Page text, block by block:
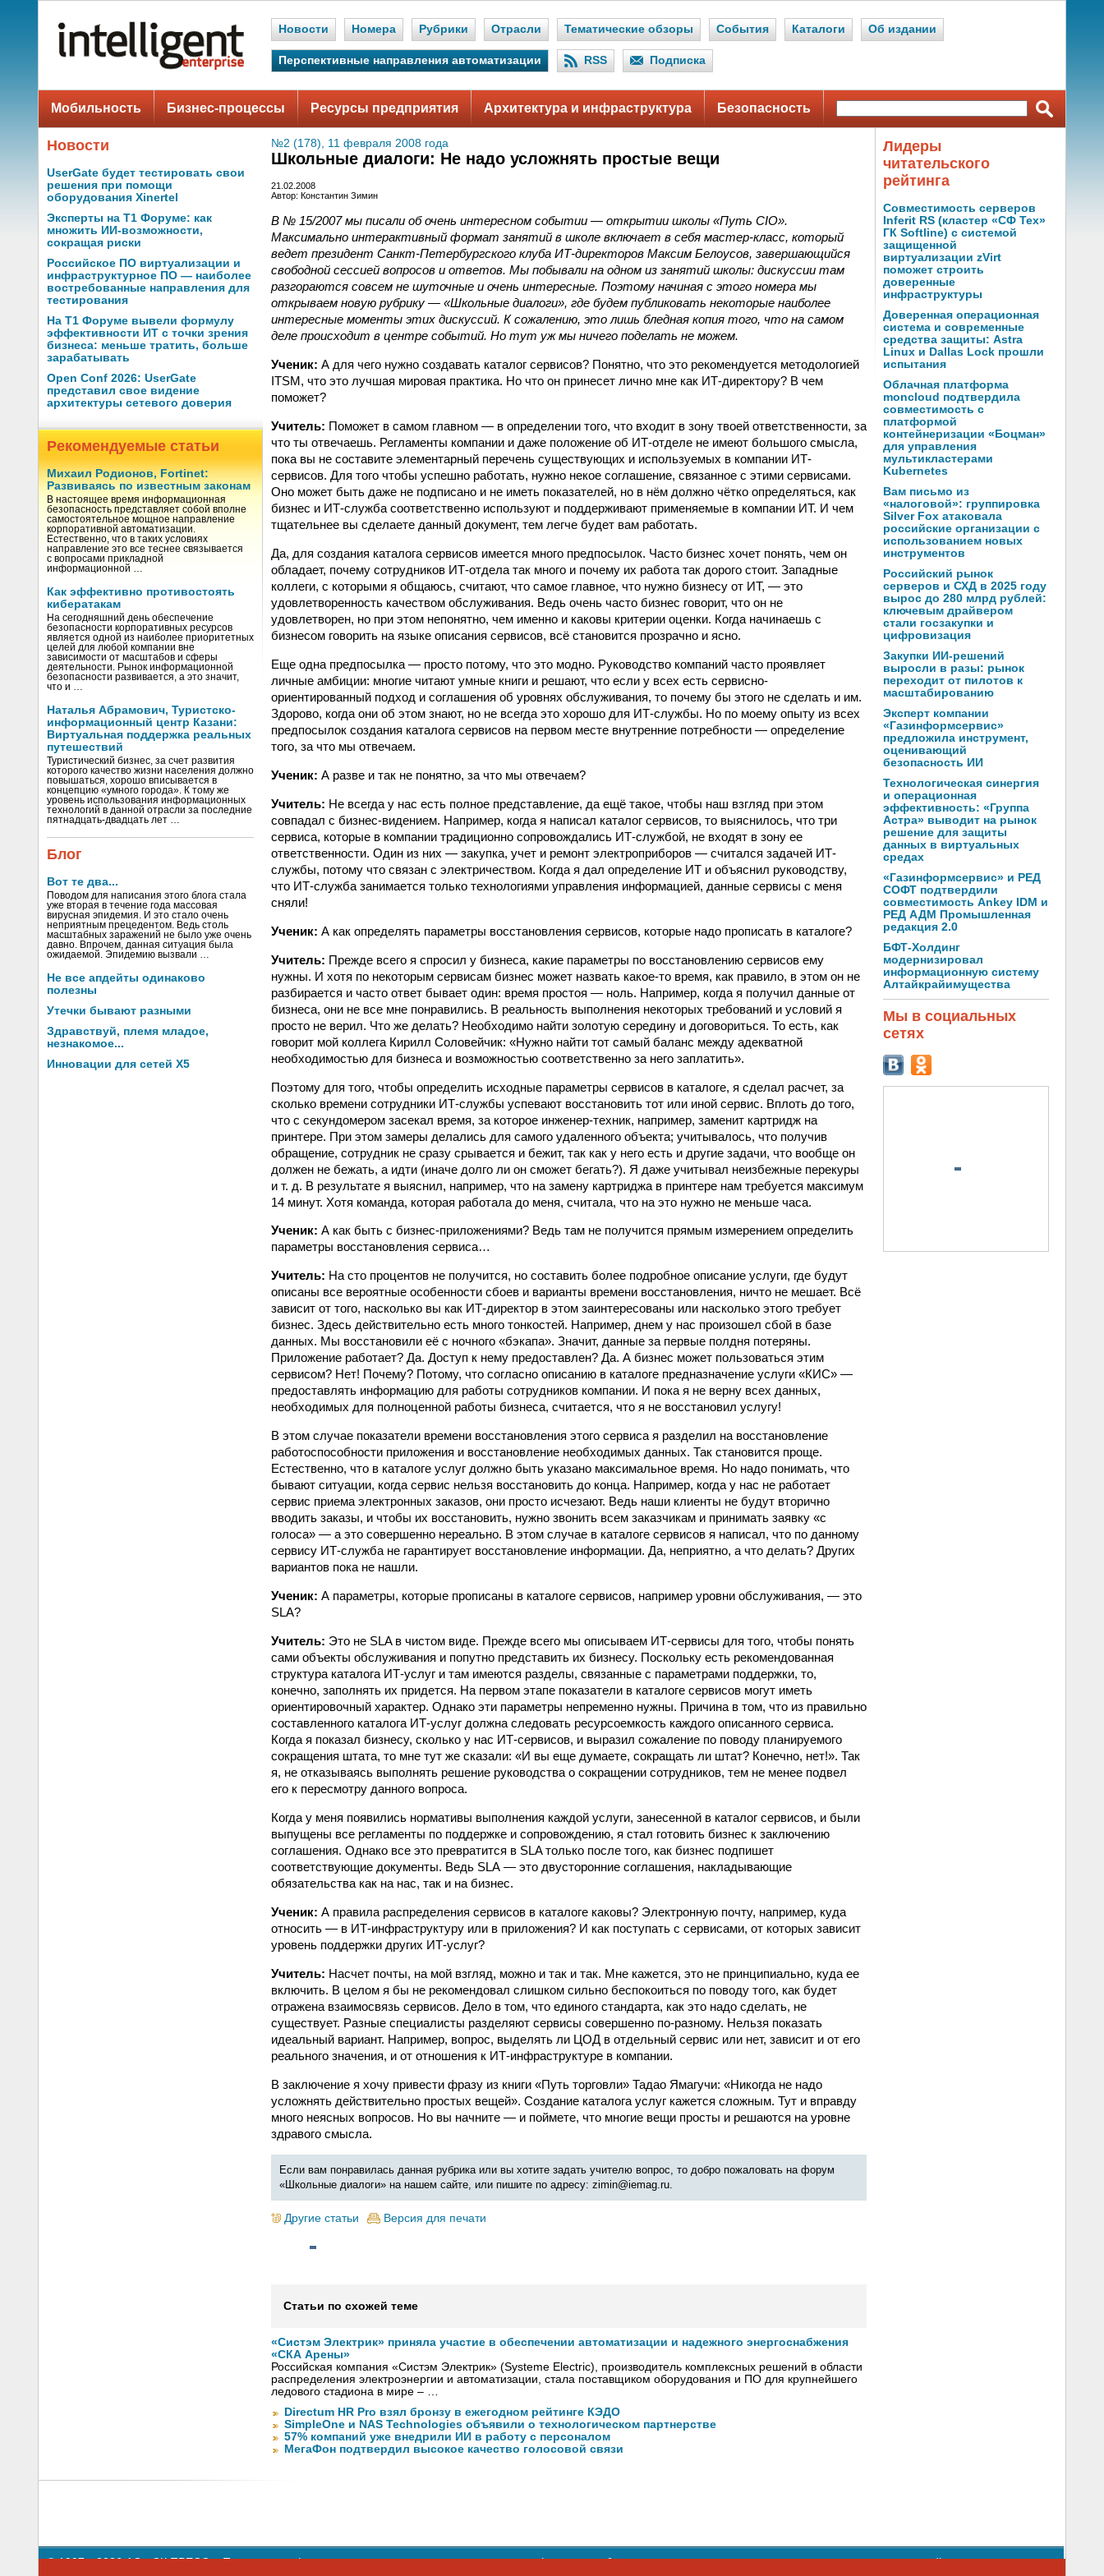
Новости Номера Рубрики Отрасли Тематические обзоры События Каталоги Об издании
Перспективные направления автоматизации RSS Подписка
Мобильность Бизнес-процессы Ресурсы предприятия Архитектура и инфраструктура Безопасность
Новости
UserGate будет тестировать свои
решения при помощи
оборудования Xinertel
Эксперты на Т1 Форуме: как
множить ИИ-возможности,
сокращая риски
Российское ПО виртуализации и
инфраструктурное ПО — наиболее
востребованные направления для
тестирования
На Т1 Форуме вывели формулу
эффективности ИТ с точки зрения
бизнеса: меньше тратить, больше
зарабатывать
Open Conf 2026: UserGate
представил свое видение
архитектуры сетевого доверия
Рекомендуемые статьи
Михаил Родионов, Fortinet:
Развиваясь по известным законам
В настоящее время информационная
безопасность представляет собой вполне
самостоятельное мощное направление
корпоративной автоматизации.
Естественно, что в таких условиях
направление это все теснее связывается
с вопросами прикладной
информационной …
Как эффективно противостоять
кибератакам
На сегодняшний день обеспечение
безопасности корпоративных ресурсов
является одной из наиболее приоритетных
целей для любой компании вне
зависимости от масштабов и сферы
деятельности. Рынок информационной
безопасности развивается, а это значит,
что и …
Наталья Абрамович, Туристско-
информационный центр Казани:
Виртуальная поддержка реальных
путешествий
Туристический бизнес, за счет развития
которого качество жизни населения должно
повышаться, хорошо вписывается в
концепцию «умного города». К тому же
уровень использования информационных
технологий в данной отрасли за последние
пятнадцать-двадцать лет …
Блог
Вот те два...
Поводом для написания этого блога стала
уже вторая в течение года массовая
вирусная эпидемия. И это стало очень
неприятным прецедентом. Ведь столь
масштабных заражений не было уже очень
давно. Впрочем, данная ситуация была
ожидаемой. Эпидемию вызвали …
Не все апдейты одинаково
полезны
Утечки бывают разными
Здравствуй, племя младое,
незнакомое...
Инновации для сетей X5
№2 (178), 11 февраля 2008 года
Школьные диалоги: Не надо усложнять простые вещи
21.02.2008
Автор: Константин Зимин
В № 15/2007 мы писали об очень интересном событии — открытии школы «Путь CIO».
Максимально интерактивный формат занятий в школе включает в себя мастер-класс, который
ведет президент Санкт-Петербургского клуба ИТ-директоров Максим Белоусов, завершающийся
свободной сессией вопросов и ответов. Мы побывали на одном из занятий школы: дискуссии там
разгораются совсем не шуточные и очень интересные. Поэтому начиная с этого номера мы
открываем новую рубрику — «Школьные диалоги», где будем публиковать некоторые наиболее
интересные моменты этих дискуссий. К сожалению, это лишь бледная копия того, что на самом
деле происходит в центре событий. Но тут уж мы ничего поделать не можем.
Ученик: А для чего нужно создавать каталог сервисов? Понятно, что это рекомендуется методологией
ITSM, что это лучшая мировая практика. Но что он принесет лично мне как ИТ-директору? В чем
поможет?
Учитель: Поможет в самом главном — в определении того, что входит в зону твоей ответственности, за
что ты отвечаешь. Регламенты компании и даже положение об ИТ-отделе не имеют большого смысла,
пока вы не составите элементарный перечень существующих и используемых в компании ИТ-
сервисов. Для того чтобы успешно работать, нужно некое соглашение, связанное с этими сервисами.
Оно может быть даже не подписано и не иметь показателей, но в нём должно чётко определяться, как
бизнес и ИТ-служба соответственно используют и поддерживают применяемые в компании ИТ. И чем
тщательнее вы сделаете данный документ, тем легче будет вам работать.
Да, для создания каталога сервисов имеется много предпосылок. Часто бизнес хочет понять, чем он
обладает, почему сотрудников ИТ-отдела так много и почему их работа так дорого стоит. Западные
коллеги, с которыми я общаюсь, считают, что самое главное, что нужно бизнесу от ИТ, — это
удовлетворенность качеством обслуживания. Ведь очень часто бизнес говорит, что он не
удовлетворен, но при этом непонятно, чем именно и каковы критерии оценки. Когда начинаешь с
бизнесом говорить на языке описания сервисов, всё становится прозрачно и ясно.
Еще одна предпосылка — просто потому, что это модно. Руководство компаний часто проявляет
личные амбиции: многие читают умные книги и решают, что если у всех есть сервисно-
ориентированный подход и соглашения об уровнях обслуживания, то почему бы этого не сделать и им.
Здорово, когда они об этом знают, но не всегда это хорошо для ИТ-службы. Но по моему опыту из всех
предпосылок создания каталога сервисов на первом месте внутренние потребности — определение
того, за что мы отвечаем.
Ученик: А разве и так не понятно, за что мы отвечаем?
Учитель: Не всегда у нас есть полное представление, да ещё такое, чтобы наш взгляд при этом
совпадал с бизнес-видением. Например, когда я написал каталог сервисов, то выяснилось, что три
сервиса, которые в компании традиционно сопровождались ИТ-службой, не входят в зону ее
ответственности. Один из них — закупка, учет и ремонт электроприборов — считался задачей ИТ-
службы, потому что связан с электричеством. Когда я дал определение ИТ и объяснил руководству,
что ИТ-служба занимается только технологиями управления информацией, данные сервисы с меня
сняли!
Ученик: А как определять параметры восстановления сервисов, которые надо прописать в каталоге?
Учитель: Прежде всего я спросил у бизнеса, какие параметры по восстановлению сервисов ему
нужны. И хотя по некоторым сервисам бизнес может назвать какое-то время, как правило, в этом он не
разбирается и часто ответ бывает один: время простоя — ноль. Например, когда я получил данные от
бизнеса, они не все мне понравились. В реальность выполнения некоторых требований и условий я
просто не верил. Что же делать? Необходимо найти золотую середину и договориться. То есть, как
говорит мой коллега Кирилл Соловейчик: «Нужно найти тот самый баланс между адекватной
необходимостью для бизнеса и возможностью соответственно за него заплатить».
Поэтому для того, чтобы определить исходные параметры сервисов в каталоге, я сделал расчет, за
сколько времени сотрудники ИТ-службы успевают восстановить тот или иной сервис. Вплоть до того,
что с секундомером засекал время, за которое инженер-техник, например, заменит картридж на
принтере. При этом замеры делались для самого удаленного объекта; учитывалось, что получив
обращение, сотрудник не сразу срывается и бежит, так как у него есть и другие задачи, что вообще он
должен не бежать, а идти (иначе долго ли он сможет бегать?). Я даже учитывал неизбежные перекуры
и т. д. В результате я выяснил, например, что на замену картриджа в принтере нам требуется максимум
14 минут. Хотя команда, которая работала до меня, считала, что на это нужно не меньше часа.
Ученик: А как быть с бизнес-приложениями? Ведь там не получится прямым измерением определить
параметры восстановления сервиса…
Учитель: На сто процентов не получится, но составить более подробное описание услуги, где будут
описаны все вероятные особенности сбоев и варианты времени восстановления, ничто не мешает. Всё
зависит от того, насколько вы как ИТ-директор в этом заинтересованы или насколько этого требует
бизнес. Здесь действительно есть много тонкостей. Например, днем у нас произошел сбой в базе
данных. Мы восстановили её с ночного «бэкапа». Значит, данные за первые пол­дня потеряны.
Приложение работает? Да. Доступ к нему предоставлен? Да. А бизнес может пользоваться этим
сервисом? Нет! Почему? Потому, что согласно описанию в каталоге предназначение услуги «КИС» —
предоставлять информацию для работы сотрудников компании. И пока я не верну всех данных,
необходимых для полноценной работы бизнеса, считается, что я не восстановил услугу!
В этом случае показатели времени восстановления этого сервиса я разделил на восстановление
работоспособности приложения и восстановление необходимых данных. Так становится проще.
Естественно, что в каталоге услуг должно быть указано максимальное время. Но надо понимать, что
бывают ситуации, когда сервис нельзя восстановить до конца. Например, когда у нас не работает
сервис приема электронных заказов, они просто исчезают. Ведь наши клиенты не будут вторично
вводить заказы, и чтобы их восстановить, нужно звонить всем заказчикам и принимать заявку «с
голоса» — а это совершенно нереально. В этом случае в каталоге сервисов я написал, что по данному
сервису ИТ-служба не гарантирует восстановление информации. Да, неприятно, а что делать? Других
вариантов пока не нашли.
Ученик: А параметры, которые прописаны в каталоге сервисов, например уровни обслуживания, — это
SLA?
Учитель: Это не SLA в чистом виде. Прежде всего мы описываем ИТ-сервисы для того, чтобы понять
сами объекты обслуживания и попутно представить их бизнесу. Поскольку есть рекомендованная
структура каталога ИТ-услуг и там имеются разделы, связанные с параметрами поддержки, то,
конечно, заполнять их придется. На первом этапе показатели в каталоге сервисов могут иметь
ориентировочный характер. Однако эти параметры непременно нужны. Причина в том, что из правильно
составленного каталога ИТ-услуг должна следовать ресурсоемкость каждого описанного сервиса.
Когда я показал бизнесу, сколько у нас ИТ-сервисов, и выразил сожаление по поводу планируемого
сокращения штата, то мне тут же сказали: «И вы еще думаете, сокращать ли штат? Конечно, нет!». Так
я, не отказываясь выполнять решение руководства о сокращении сотрудников, тем не менее подвел
его к пересмотру данного вопроса.
Когда у меня появились нормативы выполнения каждой услуги, занесенной в каталог сервисов, и были
выпущены все регламенты по поддержке и сопровождению, я стал готовить бизнес к заключению
соглашения. Однако все это превратится в SLA только после того, как бизнес подпишет
соответствующие документы. Ведь SLA — это двусторонние соглашения, накладывающие
обязательства как на нас, так и на бизнес.
Ученик: А правила распределения сервисов в каталоге каковы? Электронную почту, например, куда
относить — в ИТ-инфраструктуру или в приложения? И как поступать с сервисами, от которых зависит
уровень поддержки других ИТ-услуг?
Учитель: Насчет почты, на мой взгляд, можно и так и так. Мне кажется, это не принципиально, куда ее
включить. В целом я бы не рекомендовал слишком сильно беспокоиться по поводу того, как будет
отражена взаимосвязь сервисов. Дело в том, что единого стандарта, как это надо сделать, не
существует. Разные специалисты разделяют сервисы совершенно по-разному. Нельзя показать
идеальный вариант. Например, вопрос, выделять ли ЦОД в отдельный сервис или нет, зависит и от его
реального значения, и от отношения к ИТ-инфраструктуре в компании.
В заключение я хочу привести фразу из книги «Путь торговли» Тадао Ямагучи: «Никогда не надо
усложнять действительно простых вещей». Создание каталога услуг кажется сложным. Тут и вправду
много неясных вопросов. Но вы начните — и поймете, что многие вещи просты и решаются на уровне
здравого смысла.
Если вам понравилась данная рубрика или вы хотите задать учителю вопрос, то добро пожаловать на форум
«Школьные диалоги» на нашем сайте, или пишите по адресу: zimin@iemag.ru.
Другие статьи Версия для печати
Статьи по схожей теме
«Систэм Электрик» приняла участие в обеспечении автоматизации и надежного энергоснабжения
«СКА Арены»
Российская компания «Систэм Электрик» (Systeme Electric), производитель комплексных решений в области
распределения электроэнергии и автоматизации, стала поставщиком оборудования и ПО для крупнейшего
ледового стадиона в мире – …
Directum HR Pro взял бронзу в ежегодном рейтинге КЭДО
SimpleOne и NAS Technologies объявили о технологическом партнерстве
57% компаний уже внедрили ИИ в работу с персоналом
МегаФон подтвердил высокое качество голосовой связи
Лидеры
читательского
рейтинга
Совместимость серверов
Inferit RS (кластер «СФ Тех»
ГК Softline) с системой
защищенной
виртуализации zVirt
поможет строить
доверенные
инфраструктуры
Доверенная операционная
система и современные
средства защиты: Astra
Linux и Dallas Lock прошли
испытания
Облачная платформа
moncloud подтвердила
совместимость с
платформой
контейнеризации «Боцман»
для управления
мультикластерами
Kubernetes
Вам письмо из
«налоговой»: группировка
Silver Fox атаковала
российские организации с
использованием новых
инструментов
Российский рынок
серверов и СХД в 2025 году
вырос до 280 млрд рублей:
ключевым драйвером
стали госзакупки и
цифровизация
Закупки ИИ-решений
выросли в разы: рынок
переходит от пилотов к
масштабированию
Эксперт компании
«Газинформсервис»
предложила инструмент,
оценивающий
безопасность ИИ
Технологическая синергия
и операционная
эффективность: «Группа
Астра» выводит на рынок
решение для защиты
данных в виртуальных
средах
«Газинформсервис» и РЕД
СОФТ подтвердили
совместимость Ankey IDM и
РЕД АДМ Промышленная
редакция 2.0
БФТ-Холдинг
модернизировал
информационную систему
Алтайкрайимущества
Мы в социальных
сетях
© 1997—2026 АО «СК ПРЕСС».Политика конфиденциальности персональных данных,информация об авторских правах и порядке использования материалов сайта